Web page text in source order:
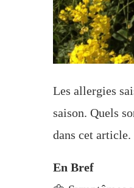
Les allergies
saison. Quels
dans cet article.
En Bref